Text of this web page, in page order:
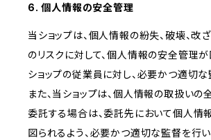
6. 個人情報の安全管理
当ショップは、個人情報の紛失、破壊、改
のリスクに対して、個人情報の安全管理が
ショップの従業員に対し、必要かつ適切な
また、当ショップは、個人情報の取扱い
委託する場合は、委託先において個人情
図られるよう、必要かつ適切な監督を行い